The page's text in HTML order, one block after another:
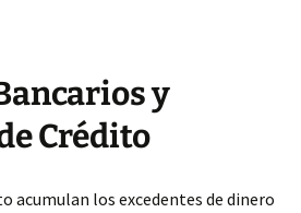
y
Crédito
acumulan los excedentes de dinero